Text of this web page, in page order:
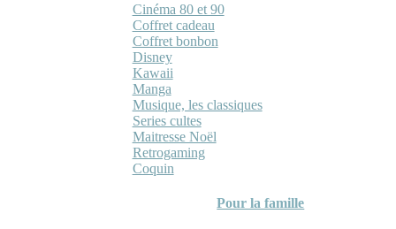
Cinéma 80 et 90
Coffret cadeau
Coffret bonbon
Disney
Kawaii
Manga
Musique, les classiques
Series cultes
Maitresse Noël
Retrogaming
Coquin
Pour la famille